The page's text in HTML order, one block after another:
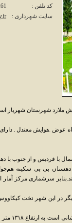
کد تلفن :
سایت شهرداری :
ملارد شهرستان شهريار
با فردیس و از جنوب با
بی بی سکینه
سرشماری مرکز آمار
در این شهر تخت کیکاووس
تخت رستم، کوه